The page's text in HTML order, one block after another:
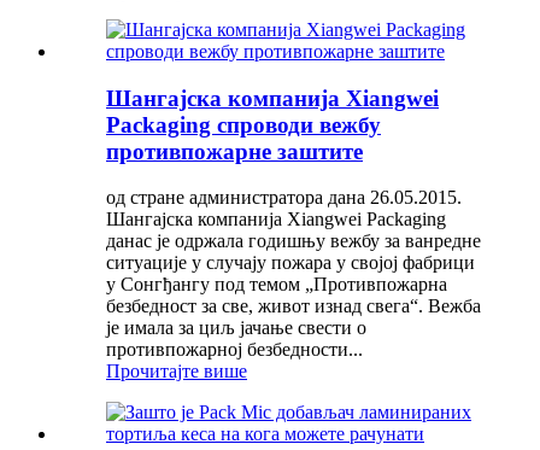
Шангајска компанија Xiangwei
Packaging спроводи вежбу
противпожарне заштите
од стране администратора дана 26.05.2015.
Шангајска компанија Xiangwei Packaging
данас је одржала годишњу вежбу за ванредне
ситуације у случају пожара у својој фабрици
у Сонгђангу под темом „Противпожарна
безбедност за све, живот изнад свега“. Вежба
је имала за циљ јачање свести о
противпожарној безбедности...
Прочитајте више